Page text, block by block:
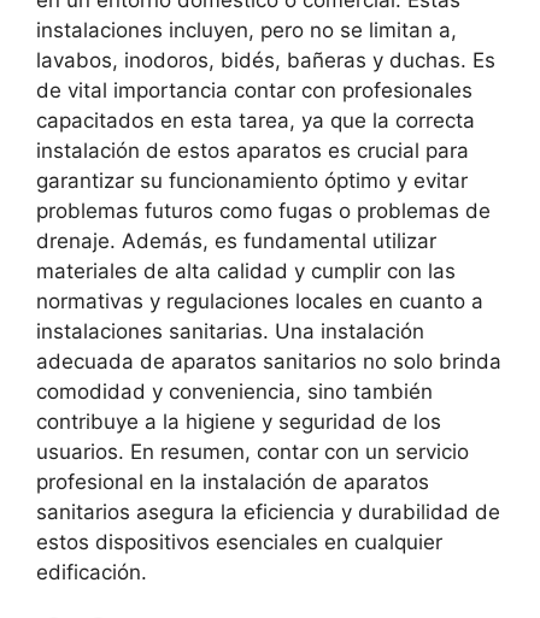
instalaciones incluyen, pero no se limitan a,
lavabos, inodoros, bidés, bañeras y duchas. Es
de vital importancia contar con profesionales
capacitados en esta tarea, ya que la correcta
instalación de estos aparatos es crucial para
garantizar su funcionamiento óptimo y evitar
problemas futuros como fugas o problemas de
drenaje. Además, es fundamental utilizar
materiales de alta calidad y cumplir con las
normativas y regulaciones locales en cuanto a
instalaciones sanitarias. Una instalación
adecuada de aparatos sanitarios no solo brinda
comodidad y conveniencia, sino también
contribuye a la higiene y seguridad de los
usuarios. En resumen, contar con un servicio
profesional en la instalación de aparatos
sanitarios asegura la eficiencia y durabilidad de
estos dispositivos esenciales en cualquier
edificación.